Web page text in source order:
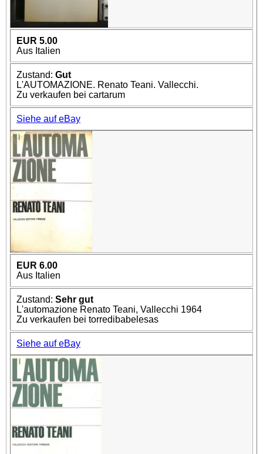
EUR 5.00
Aus Italien
Zustand: Gut
L'AUTOMAZIONE. Renato Teani. Vallecchi.
Zu verkaufen bei cartarum
Siehe auf eBay
EUR 6.00
Aus Italien
Zustand: Sehr gut
L'automazione Renato Teani, Vallecchi 1964
Zu verkaufen bei torredibabelesas
Siehe auf eBay